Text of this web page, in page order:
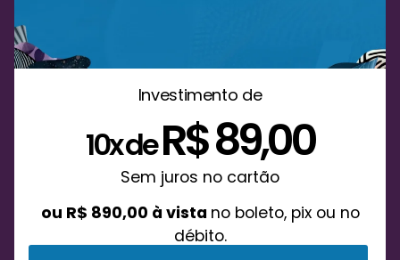
Investimento de
10x deR$ 89,00
Sem juros no cartão
ou R$ 890,00 à vista no boleto, pix ou no
débito.